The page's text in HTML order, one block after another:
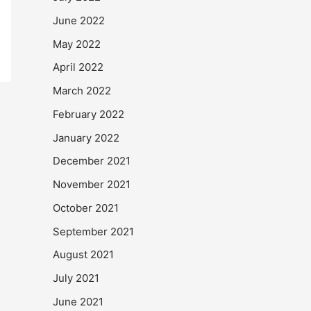
June 2022
May 2022
April 2022
March 2022
February 2022
January 2022
December 2021
November 2021
October 2021
September 2021
August 2021
July 2021
June 2021